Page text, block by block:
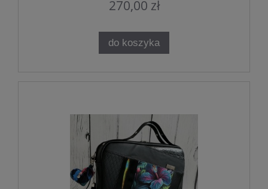
270,00 zł
do koszyka